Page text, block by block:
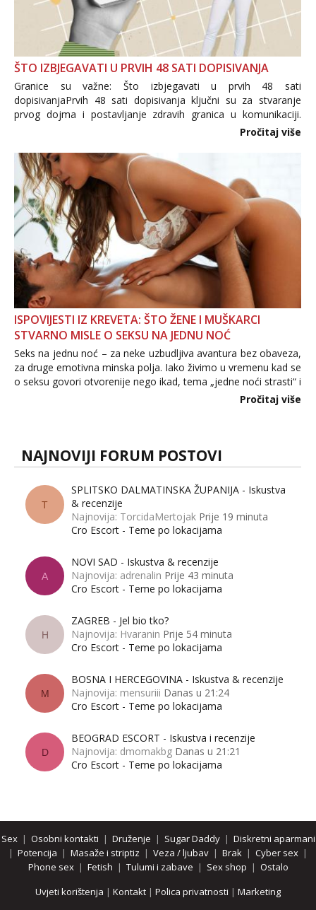
ŠTO IZBJEGAVATI U PRVIH 48 SATI DOPISIVANJA
Granice su važne: Što izbjegavati u prvih 48 sati
dopisivanjaPrvih 48 sati dopisivanja ključni su za stvaranje
prvog dojma i postavljanje zdravih granica u komunikaciji.
Važno je izbjeći prebrzo otkrivanje osobnih ili intimnih
informacija, jer nepoznata osoba još nije zaslužila to
povjerenje. Takođe...
Pročitaj više
ISPOVIJESTI IZ KREVETA: ŠTO ŽENE I MUŠKARCI
STVARNO MISLE O SEKSU NA JEDNU NOĆ
Seks na jednu noć – za neke uzbudljiva avantura bez obaveza,
za druge emotivna minska polja. Iako živimo u vremenu kad se
o seksu govori otvorenije nego ikad, tema „jedne noći strasti“ i
dalje izaziva burne rasprave. Što zapravo misle žene, a što
Pročitaj više
NAJNOVIJI FORUM POSTOVI
T
SPLITSKO DALMATINSKA ŽUPANIJA - Iskustva
& recenzije
Najnovija: TorcidaMertojak Prije 19 minuta
Cro Escort - Teme po lokacijama
A
NOVI SAD - Iskustva & recenzije
Najnovija: adrenalin Prije 43 minuta
Cro Escort - Teme po lokacijama
H
ZAGREB - Jel bio tko?
Najnovija: Hvaranin Prije 54 minuta
Cro Escort - Teme po lokacijama
M
BOSNA I HERCEGOVINA - Iskustva & recenzije
Najnovija: mensuriii Danas u 21:24
Cro Escort - Teme po lokacijama
D
BEOGRAD ESCORT - Iskustva i recenzije
Najnovija: dmomakbg Danas u 21:21
Cro Escort - Teme po lokacijama
Sex| Osobni kontakti | Druženje | Sugar Daddy| Diskretni aparmani
| Potencija | Masaže i striptiz | Veza / ljubav | Brak | Cyber sex |
Phone sex| Fetish | Tulumi i zabave | Sex shop | Ostalo
Uvjeti korištenja | Kontakt | Polica privatnosti | Marketing